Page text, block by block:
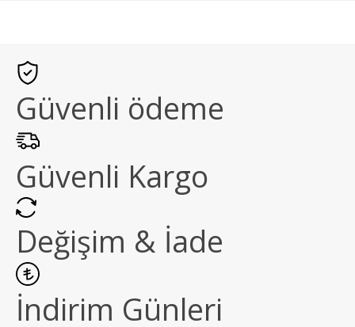
Güvenli ödeme
Güvenli Kargo
Değişim & İade
İndirim Günleri